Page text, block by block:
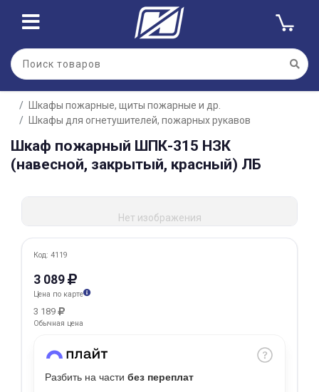
Шкафы пожарные, щиты пожарные и др.
Шкафы для огнетушителей, пожарных рукавов
Шкаф пожарный ШПК-315 НЗК
(навесной, закрытый, красный) ЛБ
Нет изображения
Код: 4119
3 089
Цена по карте
3 189
Обычная цена
Разбить на части без переплат
Для клиентов всех банков
Разбейте
оплатуна части
без переплат
График платежей
25%
в корзину